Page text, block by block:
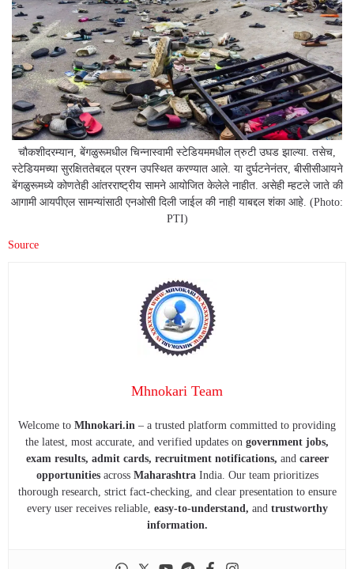
चौकशीदरम्यान, बेंगळुरूमधील चिन्नास्वामी स्टेडियममधील त्रुटी उघड झाल्या. तसेच,
स्टेडियमच्या सुरक्षिततेबद्दल प्रश्न उपस्थित करण्यात आले. या दुर्घटनेनंतर, बीसीसीआयने
बेंगळुरूमध्ये कोणतेही आंतरराष्ट्रीय सामने आयोजित केलेले नाहीत. असेही म्हटले जाते की
आगामी आयपीएल सामन्यांसाठी एनओसी दिली जाईल की नाही याबद्दल शंका आहे. (Photo:
PTI)
Source
Mhnokari Team
Welcome to Mhnokari.in – a trusted platform committed to providing
the latest, most accurate, and verified updates on government jobs,
exam results, admit cards, recruitment notifications, and career
opportunitiesacross MaharashtraIndia. Our team prioritizes
thorough research, strict fact-checking, and clear presentation to ensure
every user receives reliable, easy-to-understand, and trustworthy
information.